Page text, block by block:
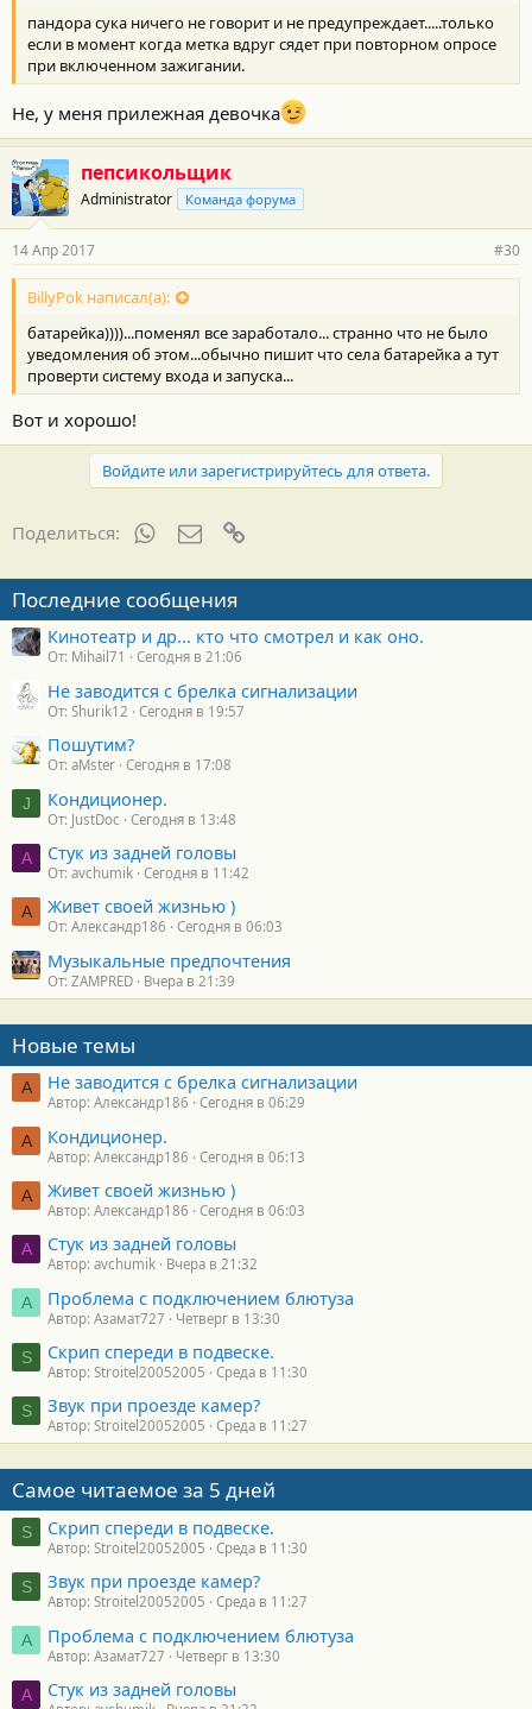
пандора сука ничего не говорит и не предупреждает.....только
если в момент когда метка вдруг сядет при повторном опросе
при включенном зажигании.
Не, у меня прилежная девочка
пепсикольщик
Administrator Команда форума
14 Апр 2017 #30
BillyPok написал(а):
батарейка))))...поменял все заработало... странно что не было
уведомления об этом...обычно пишит что села батарейка а тут
проверти систему входа и запуска...
Вот и хорошо!
Войдите или зарегистрируйтесь для ответа.
Поделиться: WhatsAppЭлектронная почта
Последние сообщения
Кинотеатр и др... кто что смотрел и как оно.
От: Mihail71 Сегодня в 21:06
Не заводится с брелка сигнализации
От: Shurik12 Сегодня в 19:57
Пошутим?
От: aMster Сегодня в 17:08
J Кондиционер.
От: JustDoc Сегодня в 13:48
A Стук из задней головы
От: avchumik Сегодня в 11:42
А Живет своей жизнью )
От: Александр186 Сегодня в 06:03
Музыкальные предпочтения
От: ZAMPRED Вчера в 21:39
Новые темы
А Не заводится с брелка сигнализации
Автор: Александр186 Сегодня в 06:29
А Кондиционер.
Автор: Александр186 Сегодня в 06:13
А Живет своей жизнью )
Автор: Александр186 Сегодня в 06:03
A Стук из задней головы
Автор: avchumik Вчера в 21:32
А Проблема с подключением блютуза
Автор: Азамат727 Четверг в 13:30
S Скрип спереди в подвеске.
Автор: Stroitel20052005 Среда в 11:30
S Звук при проезде камер?
Автор: Stroitel20052005 Среда в 11:27
Самое читаемое за 5 дней
S Скрип спереди в подвеске.
Автор: Stroitel20052005 Среда в 11:30
S Звук при проезде камер?
Автор: Stroitel20052005 Среда в 11:27
А Проблема с подключением блютуза
Автор: Азамат727 Четверг в 13:30
A Стук из задней головы